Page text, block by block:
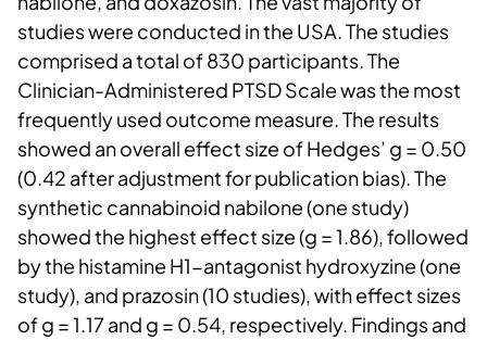
studies were conducted in the USA. The studies
comprised a total of 830 participants. The
Clinician-Administered PTSD Scale was the most
frequently used outcome measure. The results
showed an overall effect size of Hedges’ g = 0.50
(0.42 after adjustment for publication bias). The
synthetic cannabinoid nabilone (one study)
showed the highest effect size (g = 1.86), followed
by the histamine H1-antagonist hydroxyzine (one
study), and prazosin (10 studies), with effect sizes
of g = 1.17 and g = 0.54, respectively. Findings and